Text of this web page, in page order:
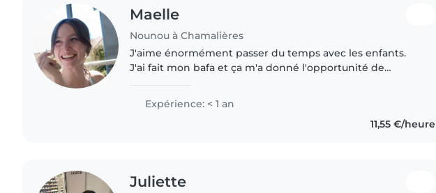
Maelle
Nounou à Chamalières
J'aime énormément passer du temps avec les enfants.
J'ai fait mon bafa et ça m'a donné l'opportunité de
occasions de..
Expérience: < 1 an
11,55 €/heure
Juliette